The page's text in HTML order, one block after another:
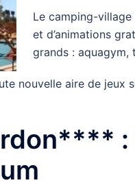
Le camping-
et d’animations
grands :
nouvelle aire de